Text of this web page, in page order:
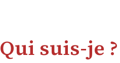
Qui suis-je ?